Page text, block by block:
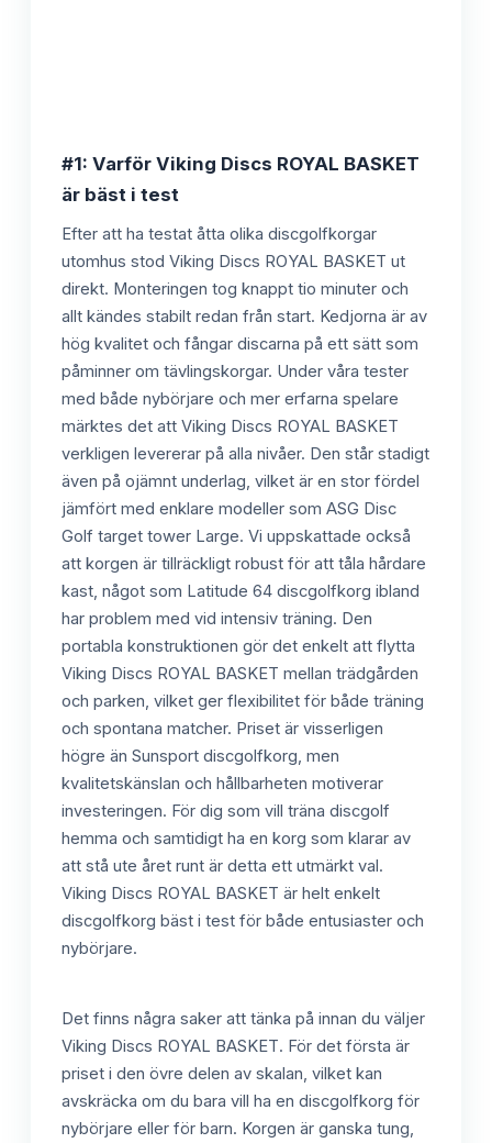
#1: Varför Viking Discs ROYAL BASKET
är bäst i test
Efter att ha testat åtta olika discgolfkorgar
utomhus stod Viking Discs ROYAL BASKET ut
direkt. Monteringen tog knappt tio minuter och
allt kändes stabilt redan från start. Kedjorna är av
hög kvalitet och fångar discarna på ett sätt som
påminner om tävlingskorgar. Under våra tester
med både nybörjare och mer erfarna spelare
märktes det att Viking Discs ROYAL BASKET
verkligen levererar på alla nivåer. Den står stadigt
även på ojämnt underlag, vilket är en stor fördel
jämfört med enklare modeller som ASG Disc
Golf target tower Large. Vi uppskattade också
att korgen är tillräckligt robust för att tåla hårdare
kast, något som Latitude 64 discgolfkorg ibland
har problem med vid intensiv träning. Den
portabla konstruktionen gör det enkelt att flytta
Viking Discs ROYAL BASKET mellan trädgården
och parken, vilket ger flexibilitet för både träning
och spontana matcher. Priset är visserligen
högre än Sunsport discgolfkorg, men
kvalitetskänslan och hållbarheten motiverar
investeringen. För dig som vill träna discgolf
hemma och samtidigt ha en korg som klarar av
att stå ute året runt är detta ett utmärkt val.
Viking Discs ROYAL BASKET är helt enkelt
discgolfkorg bäst i test för både entusiaster och
nybörjare.
Det finns några saker att tänka på innan du väljer
Viking Discs ROYAL BASKET. För det första är
priset i den övre delen av skalan, vilket kan
avskräcka om du bara vill ha en discgolfkorg för
nybörjare eller för barn. Korgen är ganska tung,